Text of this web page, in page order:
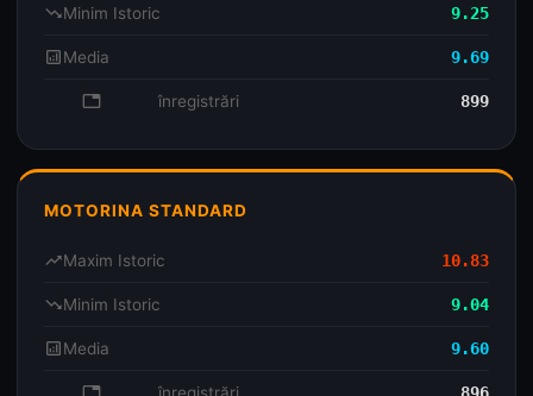
trending_downMinim Istoric 9.25
analyticsMedia 9.69
database înregistrări 899
MOTORINA STANDARD
trending_upMaxim Istoric 10.83
trending_downMinim Istoric 9.04
analyticsMedia 9.60